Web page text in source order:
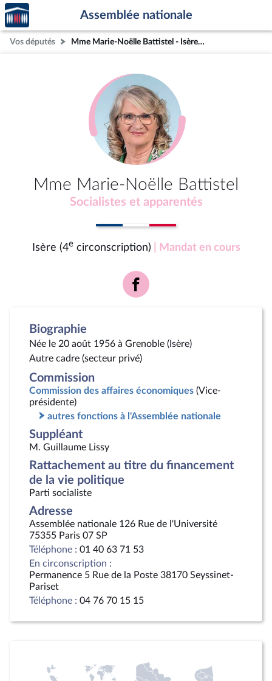
Aller au contenu
Aller en bas de la page
Accèder
à la
page
d'accueil
Assemblée nationale
Vos députés Mme Marie-Noëlle Battistel - Isère (4e circonscription)
Mme Marie-Noëlle Battistel
Socialistes et apparentés
Isère (4ecirconscription) | Mandat en cours
Voir
la
Biographie
Née le 20 août 1956 à Grenoble (Isère)
Autre cadre (secteur privé)
Commission
Commission des affaires économiques (Vice-
présidente)
autres fonctions à l'Assemblée nationale
Suppléant
M. Guillaume Lissy
Rattachement au titre du financement
de la vie politique
Parti socialiste
Adresse
Assemblée nationale 126 Rue de l'Université
75355 Paris 07 SP
Téléphone : 01 40 63 71 53
En circonscription :
Permanence 5 Rue de la Poste 38170 Seyssinet-
Pariset
Téléphone : 04 76 70 15 15